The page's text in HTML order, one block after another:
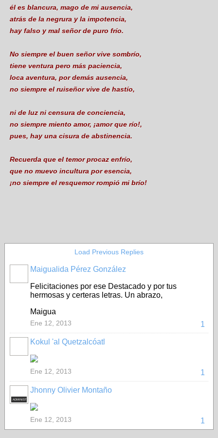
él es blancura, mago de mi ausencia,
atrás de la negrura y la impotencia,
hay falso y mal señor de puro frío.
No siempre el buen señor vive sombrío,
tiene ventura pero más paciencia,
loca aventura, por demás ausencia,
no siempre el ruiseñor vive de hastío,
ni de luz ni censura de conciencia,
no siempre miento amor, ¡amor que río!,
pues, hay una cisura de abstinencia.
Recuerda que el temor procaz enfrío,
que no muevo incultura por esencia,
¡no siempre el resquemor rompió mi brío!
Load Previous Replies
Maigualida Pérez González
Felicitaciones por ese Destacado y por tus
hermosas y certeras letras. Un abrazo,
Maigua
1
Ene 12, 2013
Kokul 'al Quetzalcóatl
1
Ene 12, 2013
ADMINISTRADOR
Jhonny Olivier Montaño
1
Ene 12, 2013